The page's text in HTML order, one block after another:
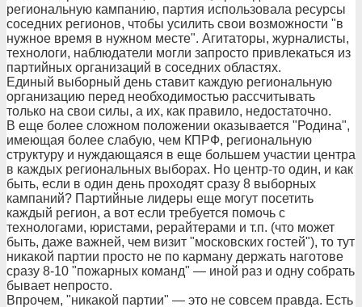
региональную кампанию, партия использовала ресурсы
соседних регионов, чтобы усилить свои возможности "в
нужное время в нужном месте". Агитаторы, журналисты,
технологи, наблюдатели могли запросто привлекаться из
партийных организаций в соседних областях.
Единый выборный день ставит каждую региональную
организацию перед необходимостью рассчитывать
только на свои силы, а их, как правило, недостаточно.
В еще более сложном положении оказывается "Родина",
имеющая более слабую, чем КПРФ, региональную
структуру и нуждающаяся в еще большем участии центра
в каждых региональных выборах. Но центр-то один, и как
быть, если в один день проходят сразу 8 выборных
кампаний? Партийные лидеры еще могут посетить
каждый регион, а вот если требуется помочь с
технологами, юристами, рерайтерами и т.п. (что может
быть, даже важней, чем визит "московских гостей"), то тут
никакой партии просто не по карману держать наготове
сразу 8-10 "пожарных команд" — иной раз и одну собрать
бывает непросто.
Впрочем, "никакой партии" — это не совсем правда. Есть